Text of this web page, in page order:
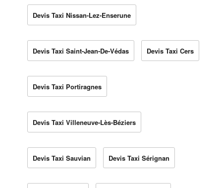
Devis Taxi Nissan-Lez-Enserune
Devis Taxi Saint-Jean-De-Védas Devis Taxi Cers
Devis Taxi Portiragnes
Devis Taxi Villeneuve-Lès-Béziers
Devis Taxi Sauvian Devis Taxi Sérignan